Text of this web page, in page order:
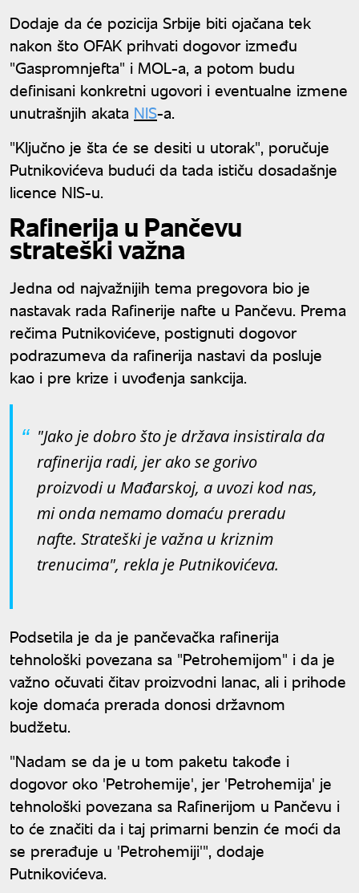
Dodaje da će pozicija Srbije biti ojačana tek
nakon što OFAK prihvati dogovor između
"Gaspromnjefta" i MOL-a, a potom budu
definisani konkretni ugovori i eventualne izmene
unutrašnjih akata NIS-a.
"Ključno je šta će se desiti u utorak", poručuje
Putnikovićeva budući da tada ističu dosadašnje
licence NIS-u.
Rafinerija u Pančevu
strateški važna
Jedna od najvažnijih tema pregovora bio je
nastavak rada Rafinerije nafte u Pančevu. Prema
rečima Putnikovićeve, postignuti dogovor
podrazumeva da rafinerija nastavi da posluje
kao i pre krize i uvođenja sankcija.
"Jako je dobro što je država insistirala da
rafinerija radi, jer ako se gorivo
proizvodi u Mađarskoj, a uvozi kod nas,
mi onda nemamo domaću preradu
nafte. Strateški je važna u kriznim
trenucima", rekla je Putnikovićeva.
Podsetila je da je pančevačka rafinerija
tehnološki povezana sa "Petrohemijom" i da je
važno očuvati čitav proizvodni lanac, ali i prihode
koje domaća prerada donosi državnom
budžetu.
"Nadam se da je u tom paketu takođe i
dogovor oko 'Petrohemije', jer 'Petrohemija' je
tehnološki povezana sa Rafinerijom u Pančevu i
to će značiti da i taj primarni benzin će moći da
se prerađuje u 'Petrohemiji'", dodaje
Putnikovićeva.